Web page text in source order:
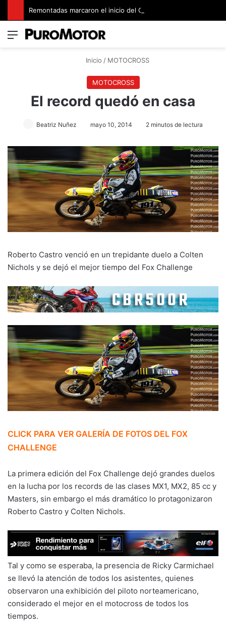
Menú
Inicio / MOTOCROSS
MOTOCROSS
El record quedó en casa
Beatriz Nuñez mayo 10, 2014 2 minutos de lectura
Roberto Castro venció en un trepidante duelo a Colten
Nichols y se dejó el mejor tiempo del Fox Challenge
CLICK PARA VER GALERÍA DE FOTOS DEL FOX
CHALLENGE
La primera edición del Fox Challenge dejó grandes duelos
en la lucha por los records de las clases MX1, MX2, 85 cc y
Masters, sin embargo el más dramático lo protagonizaron
Roberto Castro y Colten Nichols.
Tal y como se esperaba, la presencia de Ricky Carmichael
se llevó la atención de todos los asistentes, quienes
observaron una exhibición del piloto norteamericano,
considerado el mejor en el motocross de todos los
tiempos.